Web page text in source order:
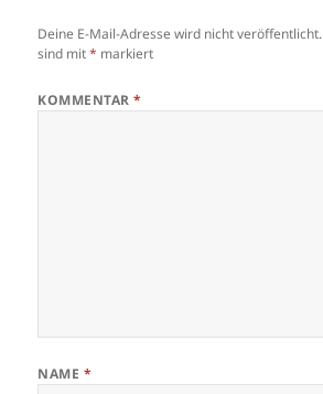
Deine E-Mail-Adresse wird nicht veröffentlicht.
sind mit* markiert
KOMMENTAR*
NAME *